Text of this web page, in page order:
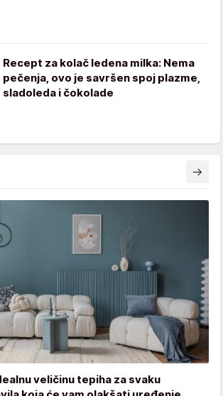
Recept za kolač ledena milka: Nema
pečenja, ovo je savršen spoj plazme,
sladoleda i čokolade
veličinu tepiha za svaku